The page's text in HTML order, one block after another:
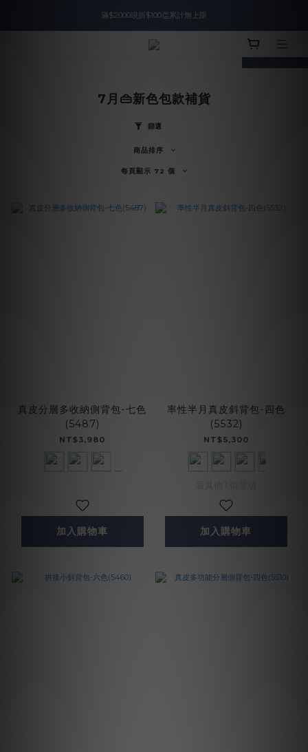
入會即領$888購物金🙌
滿$2000現折$100👏累計無上限
入會即領$888購物金🙌 prev next
7月👜新色包款補貨
篩選
商品排序
每頁顯示 72 個
真皮分層多收納側背包-七色
(5487)
NT$3,980
加入購物車
率性半月真皮斜背包-四色
(5532)
NT$5,300
加入購物車